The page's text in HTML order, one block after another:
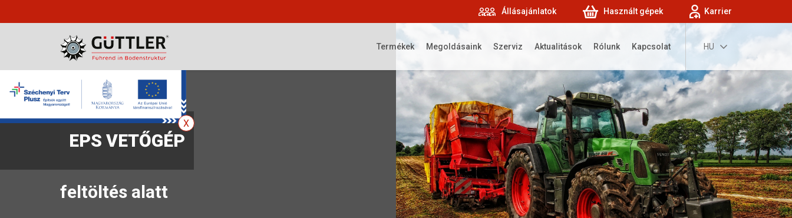
Állásajánlatok Használt gépek Karrier
HU
Termékek Megoldásaink Szerviz Aktualitások Rólunk Kapcsolat
EPS VETŐGÉP
feltöltés alatt